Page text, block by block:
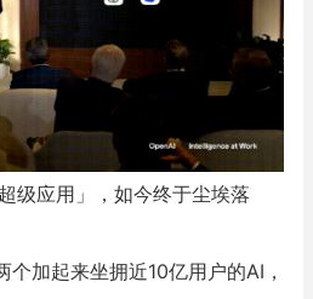
级应用」，如今终于尘埃落
加起来坐拥近10亿用户的AI，